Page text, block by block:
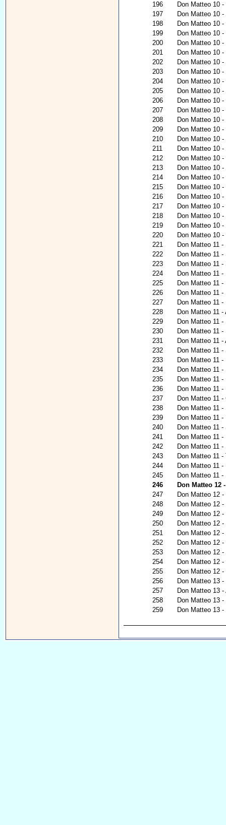
196
Don Matteo 10
197
Don Matteo 10
198
Don Matteo 10
199
Don Matteo 10
200
Don Matteo 10
201
Don Matteo 10
202
Don Matteo 10
203
Don Matteo 10
204
Don Matteo 10
205
Don Matteo 10
206
Don Matteo 10
207
Don Matteo 10
208
Don Matteo 10
209
Don Matteo 10
210
Don Matteo 10
211
Don Matteo 10
212
Don Matteo 10
213
Don Matteo 10 -
214
Don Matteo 10 -
215
Don Matteo 10
216
Don Matteo 10
217
Don Matteo 10
218
Don Matteo 10
219
Don Matteo 10 -
220
Don Matteo 10
221
Don Matteo 11 -
222
Don Matteo 11
223
Don Matteo 11
224
Don Matteo 11
225
Don Matteo 11
226
Don Matteo 11
227
Don Matteo 11
228
Don Matteo 11
229
Don Matteo 11
230
Don Matteo 11
231
Don Matteo 11
232
Don Matteo 11
233
Don Matteo 11 -
234
Don Matteo 11
235
Don Matteo 11
236
Don Matteo 11 -
237
Don Matteo 11
238
Don Matteo 11
239
Don Matteo 11
240
Don Matteo 11 -
241
Don Matteo 11 -
242
Don Matteo 11
243
Don Matteo 11
244
Don Matteo 11
245
Don Matteo 11
246
Don Matteo
247
Don Matteo 12
248
Don Matteo 12
249
Don Matteo 12
250
Don Matteo 12
251
Don Matteo 12
252
Don Matteo 12 -
253
Don Matteo 12
254
Don Matteo 12
255
Don Matteo 12
256
Don Matteo 13
257
Don Matteo 13
258
Don Matteo 13
259
Don Matteo 13